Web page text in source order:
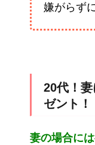
嫌がらず
20代！
ゼント！
妻の場合に